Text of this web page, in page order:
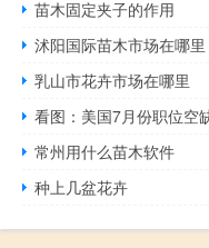
苗木固定夹子的作用
沭阳国际苗木市场在哪里
乳山市花卉市场在哪里
常州用什么苗木软件
种上几盆花卉